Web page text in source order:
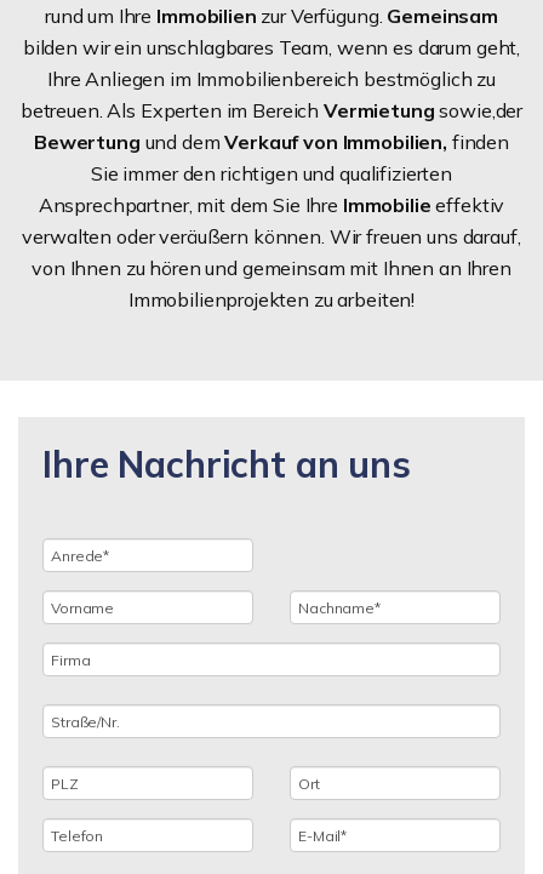
rund um Ihre Immobilien zur Verfügung. Gemeinsam
bilden wir ein unschlagbares Team, wenn es darum geht,
Ihre Anliegen im Immobilienbereich bestmöglich zu
betreuen. Als Experten im Bereich Vermietung sowie,der
Bewertung und demVerkauf von Immobilien, finden
Sie immer den richtigen und qualifizierten
Ansprechpartner, mit dem Sie Ihre Immobilieeffektiv
verwalten oder veräußern können. Wir freuen uns darauf,
von Ihnen zu hören und gemeinsam mit Ihnen an Ihren
Immobilienprojekten zu arbeiten!
Ihre Nachricht an uns